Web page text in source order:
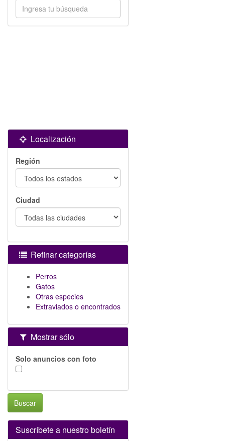
Localización
Región
Ciudad
Refinar categorías
Perros
Gatos
Otras especies
Extraviados o encontrados
Mostrar sólo
Solo anuncios con foto
Buscar
Suscríbete a nuestro boletín